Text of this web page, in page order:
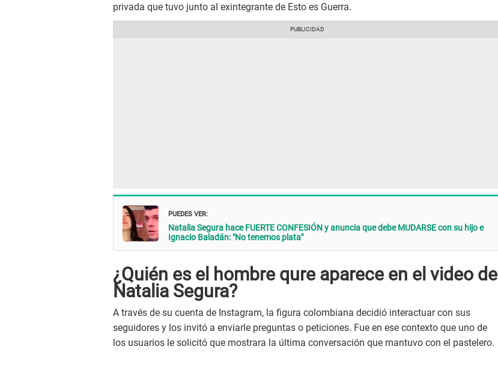
privada que tuvo junto al exintegrante de Esto es Guerra.
PUEDES VER:
Natalia Segura hace FUERTE CONFESIÓN y anuncia que debe MUDARSE con su hijo e
Ignacio Baladán: "No tenemos plata"
¿Quién es el hombre qure aparece en el video de
Natalia Segura?
A través de su cuenta de Instagram, la figura colombiana decidió interactuar con sus
seguidores y los invitó a enviarle preguntas o peticiones. Fue en ese contexto que uno de
los usuarios le solicitó que mostrara la última conversación que mantuvo con el pastelero.